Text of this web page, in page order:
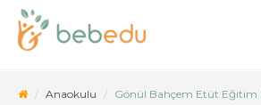
Anaokulu Gönül Bahçem Etüt Eğitim